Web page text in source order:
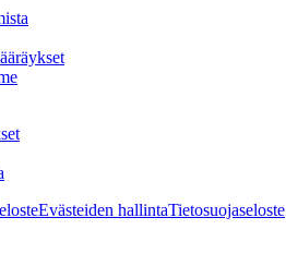
Evästeiden hallintaTietosuojaseloste